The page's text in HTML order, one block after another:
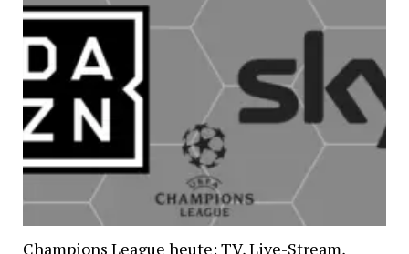
Champions League heute: TV, Live-Stream,